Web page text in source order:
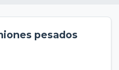
pesados